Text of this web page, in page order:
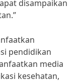
disampaikan
pendidikan
media
kesehatan,